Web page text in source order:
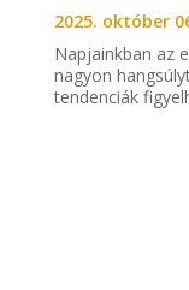
2025. október
Napjainkban az
nagyon
tendenciák